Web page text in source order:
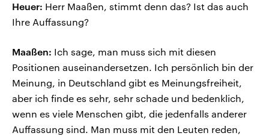
Heuer: Herr Maaßen, stimmt denn das? Ist das auch
Ihre Auffassung?
Maaßen: Ich sage, man muss sich mit diesen
Positionen auseinandersetzen. Ich persönlich bin der
Meinung, in Deutschland gibt es Meinungsfreiheit,
aber ich finde es sehr, sehr schade und bedenklich,
wenn es viele Menschen gibt, die jedenfalls anderer
Auffassung sind. Man muss mit den Leuten reden,